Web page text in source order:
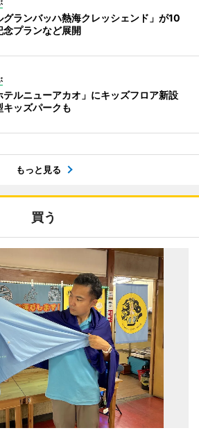
グランバッハ熱海クレッシェンド」が10
プランなど展開
テルニューアカオ」にキッズフロア新設
キッズパークも
もっと見る
買う